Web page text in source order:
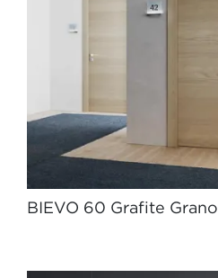
BIEVO 60 Grafite Grano